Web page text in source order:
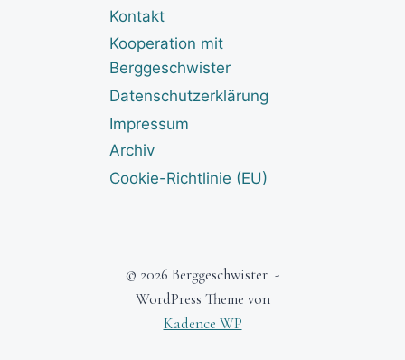
Kontakt
Kooperation mit
Berggeschwister
Datenschutzerklärung
Impressum
Archiv
Cookie-Richtlinie (EU)
© 2026 Berggeschwister -
WordPress Theme von
Kadence WP